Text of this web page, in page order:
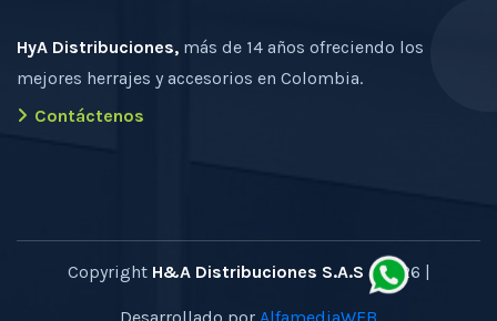
HyA Distribuciones, más de 14 años ofreciendo los
mejores herrajes y accesorios en Colombia.
Contáctenos
Copyright H&A Distribuciones S.A.S - 2026 |